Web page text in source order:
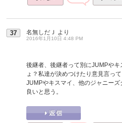
37 名無しだＪ より
2016年1月10日 4:48 PM
後継者、後継者って別にJUMPや
ょ？私達が決めつけたり意見言っ
JUMPやキスマイ、他のジャニー
良いと思う。